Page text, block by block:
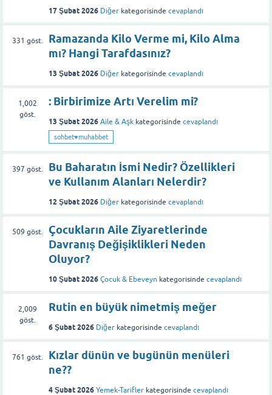
17 Şubat 2026 Diğer kategorisinde cevaplandı
331 göst.
Ramazanda Kilo Verme mi, Kilo Alma
mı? Hangi Tarafdasınız?
13 Şubat 2026 Diğer kategorisinde cevaplandı
1,002
göst.
: Birbirimize Artı Verelim mi?
13 Şubat 2026 Aile & Aşk kategorisinde cevaplandı
sohbet♥️muhabbet
397 göst.
Bu Baharatın İsmi Nedir? Özellikleri
ve Kullanım Alanları Nelerdir?
12 Şubat 2026 Diğer kategorisinde cevaplandı
509 göst.
Çocukların Aile Ziyaretlerinde
Davranış Değişiklikleri Neden
Oluyor?
10 Şubat 2026 Çocuk & Ebeveyn kategorisinde cevaplandı
2,009
göst.
Rutin en büyük nimetmiş meğer
6 Şubat 2026 Diğer kategorisinde cevaplandı
761 göst.
Kızlar dünün ve bugünün menüleri
ne??
4 Şubat 2026 Yemek-Tarifler kategorisinde cevaplandı